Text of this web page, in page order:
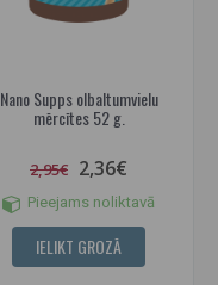
Nano Supps olbaltumvielu
mērcītes 52 g.
2,95€ 2,36€
Pieejams noliktavā
IELIKT GROZĀ